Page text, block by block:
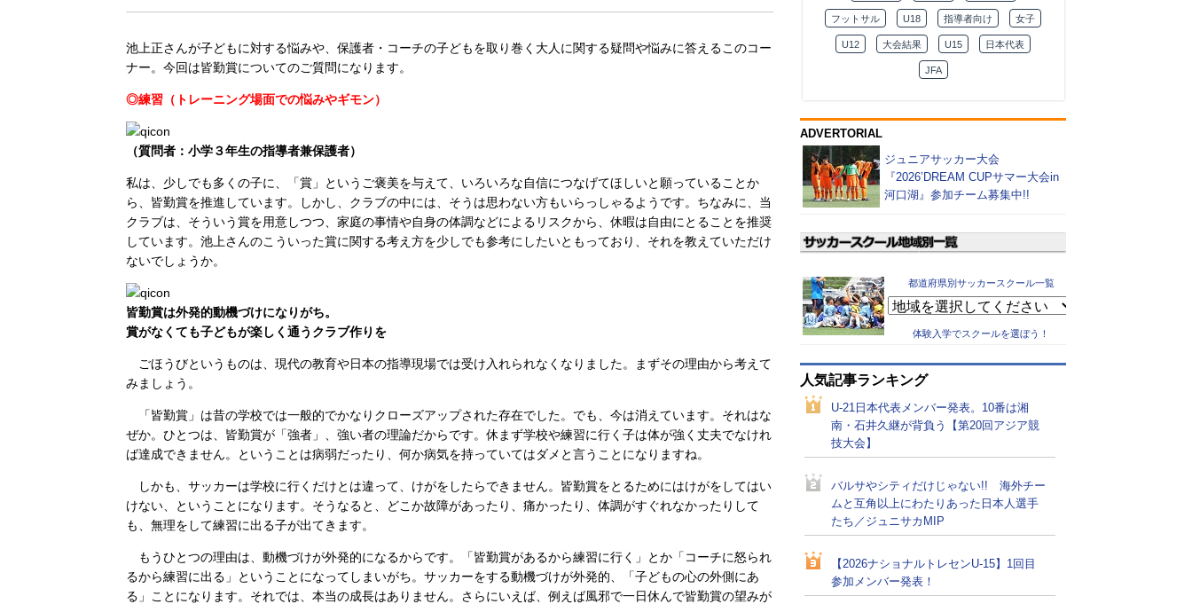
池上正さんが子どもに対する悩みや、保護者・コーチの子どもを取り巻く大人に関する疑問や悩みに答えるこのコー
ナー。今回は皆勤賞についてのご質問になります。
◎練習（トレーニング場面での悩みやギモン）
（質問者：小学３年生の指導者兼保護者）
私は、少しでも多くの子に、「賞」というご褒美を与えて、いろいろな自信につなげてほしいと願っていることか
ら、皆勤賞を推進しています。しかし、クラブの中には、そうは思わない方もいらっしゃるようです。ちなみに、当
クラブは、そういう賞を用意しつつ、家庭の事情や自身の体調などによるリスクから、休暇は自由にとることを推奨
しています。池上さんのこういった賞に関する考え方を少しでも参考にしたいともっており、それを教えていただけ
ないでしょうか。
皆勤賞は外発的動機づけになりがち。
賞がなくても子どもが楽しく通うクラブ作りを
ごほうびというものは、現代の教育や日本の指導現場では受け入れられなくなりました。まずその理由から考えて
みましょう。
「皆勤賞」は昔の学校では一般的でかなりクローズアップされた存在でした。でも、今は消えています。それはな
ぜか。ひとつは、皆勤賞が「強者」、強い者の理論だからです。休まず学校や練習に行く子は体が強く丈夫でなけれ
ば達成できません。ということは病弱だったり、何か病気を持っていてはダメと言うことになりますね。
しかも、サッカーは学校に行くだけとは違って、けがをしたらできません。皆勤賞をとるためにはけがをしてはい
けない、ということになります。そうなると、どこか故障があったり、痛かったり、体調がすぐれなかったりして
も、無理をして練習に出る子が出てきます。
もうひとつの理由は、動機づけが外発的になるからです。「皆勤賞があるから練習に行く」とか「コーチに怒られ
るから練習に出る」ということになってしまいがち。サッカーをする動機づけが外発的、「子どもの心の外側にあ
る」ことになります。それでは、本当の成長はありません。さらにいえば、例えば風邪で一日休んで皆勤賞の望みが
フットサル U18 指導者向け 女子
U12 大会結果 U15 日本代表
JFA
ADVERTORIAL
ジュニアサッカー大会
『2026’DREAM CUPサマー大会in
河口湖』参加チーム募集中!!
都道府県別サッカースクール一覧
体験入学でスクールを選ぼう！
人気記事ランキング
U-21日本代表メンバー発表。10番は湘
南・石井久継が背負う【第20回アジア競
技大会】
バルサやシティだけじゃない!! 海外チー
ムと互角以上にわたりあった日本人選手
たち／ジュニサカMIP
【2026ナショナルトレセンU-15】1回目
参加メンバー発表！